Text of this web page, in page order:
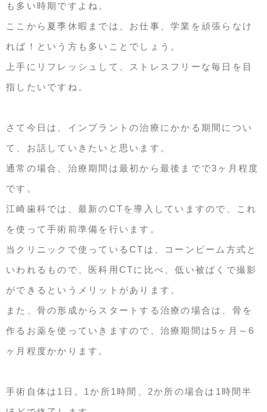
も多い時期ですよね。
ここから夏季休暇までは、お仕事、学業を頑張らなけ
れば！という方も多いことでしょう。
上手にリフレッシュして、ストレスフリーな毎日を目
指したいですね。
さて今日は、インプラントの治療にかかる期間につい
て、お話していきたいと思います。
通常の場合、治療期間は最初から最後までで3ヶ月程度
です。
江崎歯科では、最新のCTを導入していますので、これ
を使って手術前準備を行います。
当クリニックで使っているCTは、コーンビーム方式と
いわれるもので、医科用CTに比べ、低い被ばくで撮影
ができるというメリットがあります。
また、骨の形成からスタートする治療の場合は、骨を
作るお薬を使っていきますので、治療期間は5ヶ月～6
ヶ月程度かかります。
手術自体は1日。1か所1時間、2か所の場合は1時間半